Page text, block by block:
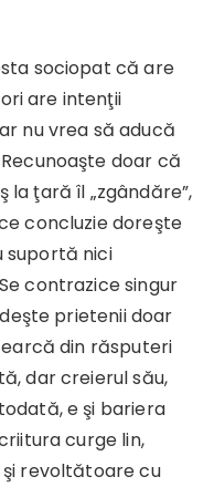
sociopat că are
are intenţii
nu vrea să aducă
doar că
ţară îl „zgândăre”,
concluzie doreşte
suportă nici
contrazice singur
prietenii doar
din răsputeri
dar creierul său,
e şi bariera
curge lin,
revoltătoare cu